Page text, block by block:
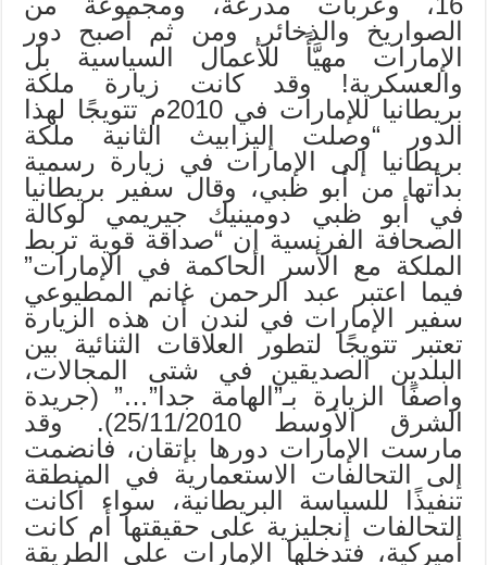
الصواريخ والذخائر. ومن ثم أصبح دور
الإمارات مهيَّأً للأعمال السياسية بل
والعسكرية! وقد كانت زيارة ملكة
بريطانيا للإمارات في 2010م تتويجًا لهذا
الدور “وصلت إليزابيث الثانية ملكة
بريطانيا إلى الإمارات في زيارة رسمية
بدأتها من أبو ظبي، وقال سفير بريطانيا
في أبو ظبي دومينيك جيريمي لوكالة
الصحافة الفرنسية إن “صداقة قوية تربط
الملكة مع الأسر الحاكمة في الإمارات”
فيما اعتبر عبد الرحمن غانم المطيوعي
سفير الإمارات في لندن أن هذه الزيارة
تعتبر تتويجًا لتطور العلاقات الثنائية بين
البلدين الصديقين في شتى المجالات،
واصفًا الزيارة بـ”الهامة جدا”…” (جريدة
الشرق الأوسط 25/11/2010). وقد
مارست الإمارات دورها بإتقان، فانضمت
إلى التحالفات الاستعمارية في المنطقة
تنفيذًا للسياسة البريطانية، سواء أكانت
التحالفات إنجليزية على حقيقتها أم كانت
أميركية، فتدخلها الإمارات على الطريقة